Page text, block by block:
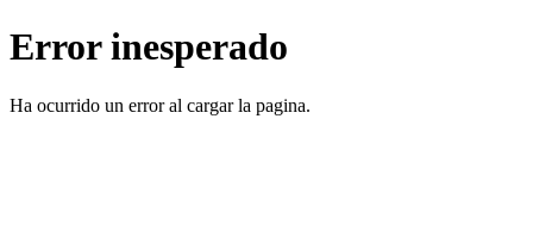
Error inesperado
Ha ocurrido un error al cargar la pagina.